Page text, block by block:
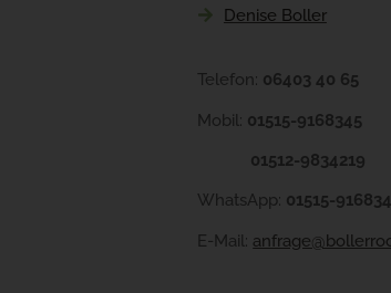
Denise Boller
Telefon: 06403 40 65
Mobil: 01515-9168345
01512-9834219
WhatsApp: 01515-
E-Mail: